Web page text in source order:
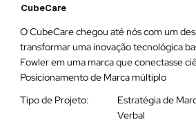
CubeCare
O CubeCare chegou até nós com um
transformar uma inovação tecnológica
Fowler em uma marca que conectasse
Posicionamento de Marca múltiplo
Tipo de Projeto:
Estratégia de
Verbal